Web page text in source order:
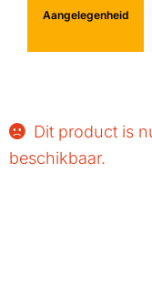
Aangelegenheid
Dit product is
beschikbaar.